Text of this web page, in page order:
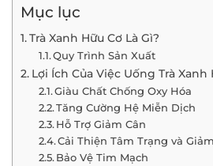
Mục lục
Trà Xanh Hữu Cơ Là Gì?
Quy Trình Sản Xuất
Lợi Ích Của Việc Uống Trà Xanh
Giàu Chất Chống Oxy Hóa
Tăng Cường Hệ Miễn Dịch
Hỗ Trợ Giảm Cân
Cải Thiện Tâm Trạng và
Bảo Vệ Tim Mạch